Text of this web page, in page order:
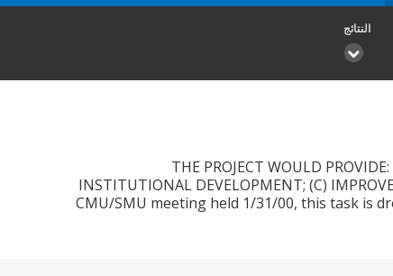
النتائج
THE PROJECT WOULD
INSTITUTIONAL DEVELOPMENT; (C)
CMU/SMU meeting held 1/31/00, this task is